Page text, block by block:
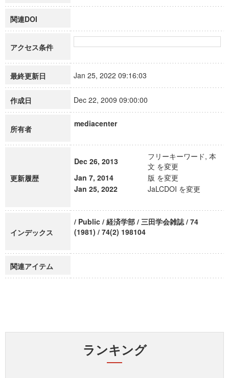
関連DOI
アクセス条件
最終更新日 Jan 25, 2022 09:16:03
作成日 Dec 22, 2009 09:00:00
所有者
mediacenter
更新履歴
Dec 26, 2013
フリーキーワード, 本
文 を変更
Jan 7, 2014
版 を変更
Jan 25, 2022
JaLCDOI を変更
インデックス
/ Public / 経済学部 / 三田学会雑誌 / 74
(1981) / 74(2) 198104
関連アイテム
ランキング